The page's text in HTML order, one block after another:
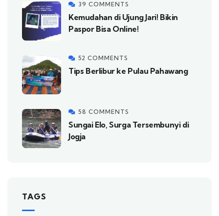
39 COMMENTS
Kemudahan di Ujung Jari! Bikin
Paspor Bisa Online!
52 COMMENTS
Tips Berlibur ke Pulau Pahawang
58 COMMENTS
Sungai Elo, Surga Tersembunyi di
Jogja
TAGS